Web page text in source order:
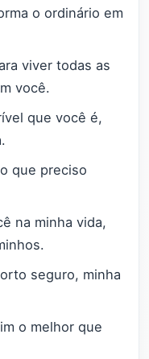
o ordinário em
viver todas as
você.
que você é,
que preciso
na minha vida,
seguro, minha
o melhor que